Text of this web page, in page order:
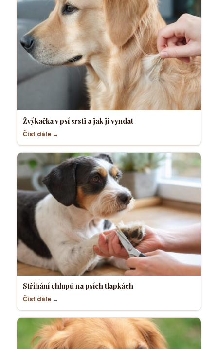
Žvýkačka v psí srsti a jak ji vyndat
Číst dále →
Stříhání chlupů na psích tlapkách
Číst dále →